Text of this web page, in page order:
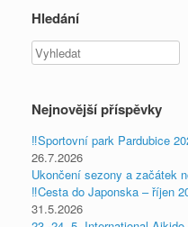
Hledání
Vyhledat
Nejnovější příspěvky
‼️Sportovní park Pardubice
26.7.2026
Ukončení sezony a začátek
‼️Cesta do Japonska – říjen
31.5.2026